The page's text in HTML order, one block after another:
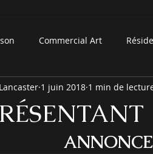
Commercial Art
1 juin 2018 1 min de